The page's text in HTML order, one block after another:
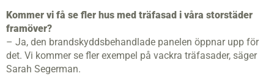
Kommer vi få se fler hus med träfasad i våra storstäder
framöver?
– Ja, den brandskyddsbehandlade panelen öppnar upp för
det. Vi kommer se fler exempel på vackra träfasader, säger
Sarah Segerman.